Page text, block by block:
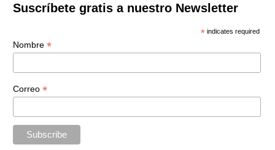
Suscríbete gratis a nuestro Newsletter
* indicates required
Nombre *
Correo *